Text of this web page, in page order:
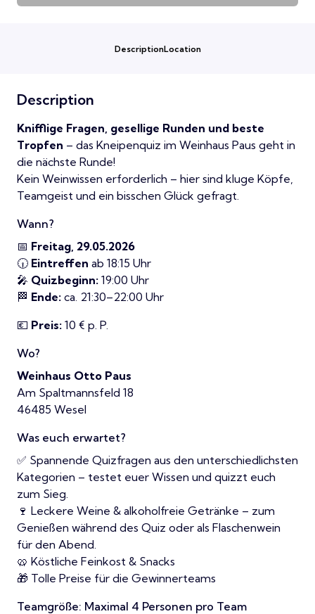
DescriptionLocation
Description
Knifflige Fragen, gesellige Runden und beste
Tropfen – das Kneipenquiz im Weinhaus Paus geht in
die nächste Runde!
Kein Weinwissen erforderlich – hier sind kluge Köpfe,
Teamgeist und ein bisschen Glück gefragt.
Wann?
📅 Freitag, 29.05.2026
🕡 Eintreffen ab 18:15 Uhr
🎤 Quizbeginn: 19:00 Uhr
🏁 Ende: ca. 21:30–22:00 Uhr
💶 Preis: 10 € p. P.
Wo?
Weinhaus Otto Paus
Am Spaltmannsfeld 18
46485 Wesel
Was euch erwartet?
✅ Spannende Quizfragen aus den unterschiedlichsten
Kategorien – testet euer Wissen und quizzt euch
zum Sieg.
🍷 Leckere Weine & alkoholfreie Getränke – zum
Genießen während des Quiz oder als Flaschenwein
für den Abend.
🥨 Köstliche Feinkost & Snacks
🎁 Tolle Preise für die Gewinnerteams
Teamgröße: Maximal 4 Personen pro Team